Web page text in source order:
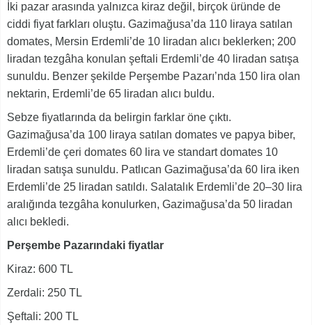
İki pazar arasında yalnızca kiraz değil, birçok üründe de
ciddi fiyat farkları oluştu. Gazimağusa’da 110 liraya satılan
domates, Mersin Erdemli’de 10 liradan alıcı beklerken; 200
liradan tezgâha konulan şeftali Erdemli’de 40 liradan satışa
sunuldu. Benzer şekilde Perşembe Pazarı’nda 150 lira olan
nektarin, Erdemli’de 65 liradan alıcı buldu.
Sebze fiyatlarında da belirgin farklar öne çıktı.
Gazimağusa’da 100 liraya satılan domates ve papya biber,
Erdemli’de çeri domates 60 lira ve standart domates 10
liradan satışa sunuldu. Patlıcan Gazimağusa’da 60 lira iken
Erdemli’de 25 liradan satıldı. Salatalık Erdemli’de 20–30 lira
aralığında tezgâha konulurken, Gazimağusa’da 50 liradan
alıcı bekledi.
Perşembe Pazarındaki fiyatlar
Kiraz: 600 TL
Zerdali: 250 TL
Şeftali: 200 TL